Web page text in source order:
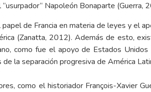
Napoleón Bonaparte (Guerra,
de Francia en materia de leyes y el
(Zanatta, 2012). Además de esto,
como fue el apoyo de Estados
de la separación progresiva de América
como el historiador François-Xavier